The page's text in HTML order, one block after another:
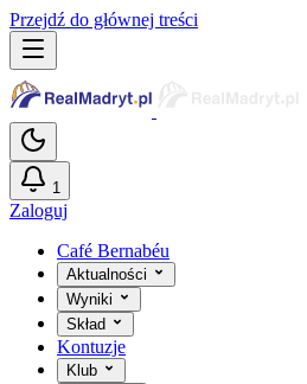
Przejdź do głównej treści
1
Zaloguj
Café Bernabéu
Aktualności
Wyniki
Skład
Kontuzje
Klub